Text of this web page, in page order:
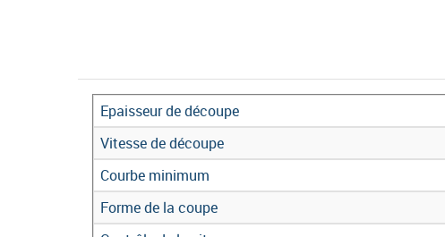
Epaisseur de découpe
Vitesse de découpe
Courbe minimum
Forme de la coupe